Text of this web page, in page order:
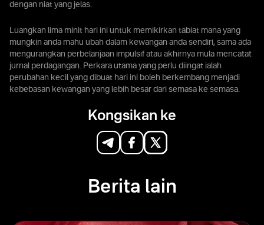
dengan niat yang jelas.
Luangkan lima minit hari ini untuk memikirkan tabiat mana yang
mungkin anda mahu ubah dalam kewangan anda sendiri, sama ada
mengurangkan perbelanjaan impulsif atau akhirnya mula mencatat
jurnal perdagangan. Perkara utama yang perlu diingat ialah
perubahan kecil yang dibuat hari ini boleh berkembang menjadi
kebebasan kewangan yang lebih besar dari semasa ke semasa.
Kongsikan ke
Berita lain